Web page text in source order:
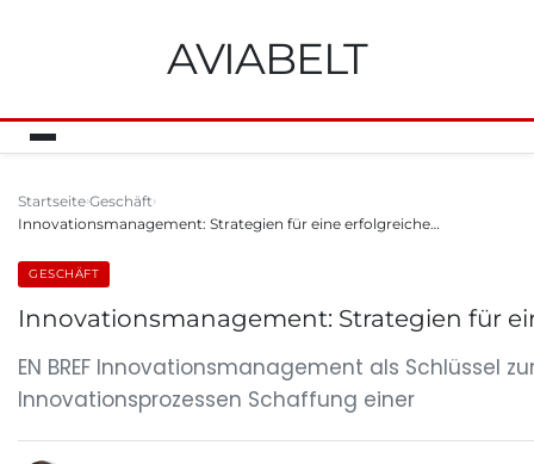
AVIABELT
Startseite Geschäft
Innovationsmanagement: Strategien für eine erfolgreiche…
GESCHÄFT
Innovationsmanagement: Strategien für
EN BREF Innovationsmanagement als Schlüssel
Innovationsprozessen Schaffung einer